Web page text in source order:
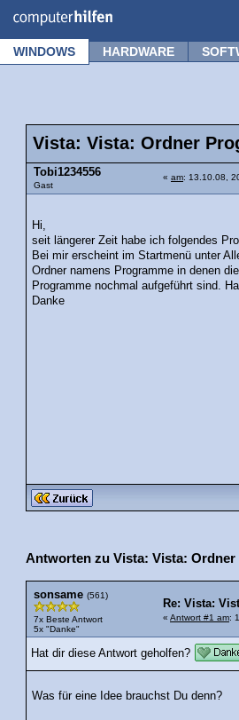
WINDOWS HARDWARE
Vista: Vista: Ordner
Tobi1234556
Gast
« am: 13.10.08,
Hi,
seit längerer Zeit habe ich folgendes
Bei mir erscheint im Startmenü unter
Ordner namens Programme in denen
Programme nochmal aufgeführt sind.
Danke
Antworten zu Vista: Vista:
sonsame (561)
7x Beste Antwort
5x "Danke"
Re: Vista:
« Antwort #1 am:
Hat dir diese Antwort geholfen?
Was für eine Idee brauchst Du denn?